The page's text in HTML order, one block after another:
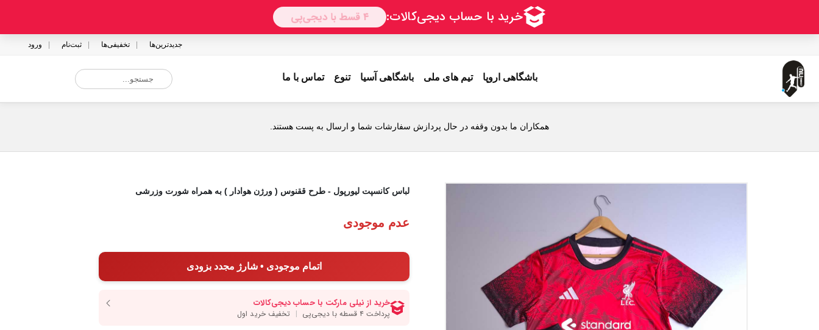
جدیدترین‌ها تخفیفی‌ها ثبت‌نام ورود
باشگاهی اروپا تیم های ملی باشگاهی آسیا تنوع تماس با ما
همکاران ما بدون وقفه در حال پردازش سفارشات شما و ارسال به پست هستند.
لباس کانسپت لیورپول - طرح ققنوس ( ورژن هوادار ) به همراه شورت وزرشی
عدم موجودی
اتمام موجودی • شارژ مجدد بزودی